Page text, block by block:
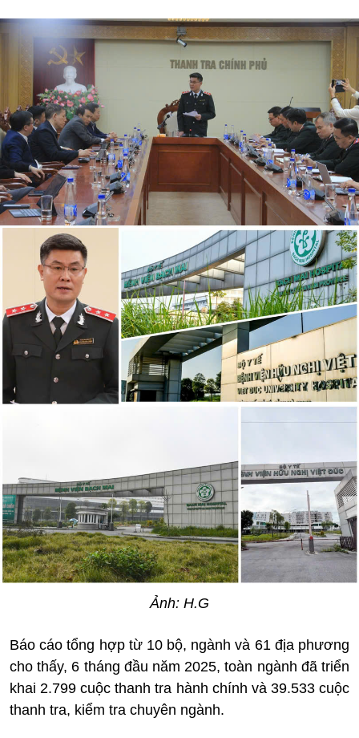
Ảnh: H.G
Báo cáo tổng hợp từ 10 bộ, ngành và 61 địa phương
cho thấy, 6 tháng đầu năm 2025, toàn ngành đã triển
khai 2.799 cuộc thanh tra hành chính và 39.533 cuộc
thanh tra, kiểm tra chuyên ngành.